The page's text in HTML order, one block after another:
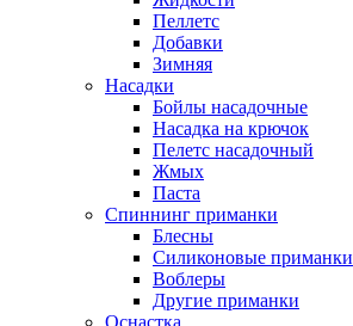
Пеллетс
Добавки
Зимняя
Насадки
Бойлы насадочные
Насадка на крючок
Пелетс насадочный
Жмых
Паста
Спиннинг приманки
Блесны
Силиконовые приманки
Воблеры
Другие приманки
Оснастка